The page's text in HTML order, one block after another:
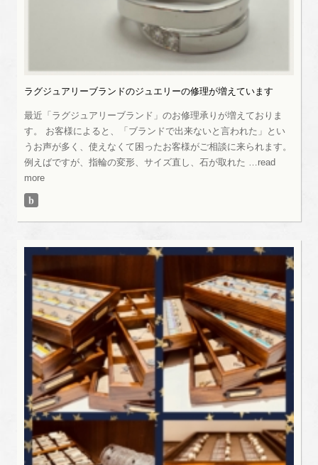
ラグジュアリーブランドのジュエリーの修理が増えています
最近「ラグジュアリーブランド」のお修理承りが増えておりま
す。 お客様によると、「ブランドで出来ないと言われた」とい
うお声が多く、使えなくて困ったお客様がご相談に来られます。
例えばですが、指輪の変形、サイズ直し、石が取れた …read
more